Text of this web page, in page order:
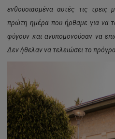
ενθουσιασμένα αυτές τις
πρώτη ημέρα που ήρθαμε για να
φύγουν και ανυπομονούσαν να
Δεν ήθελαν να τελειώσει το